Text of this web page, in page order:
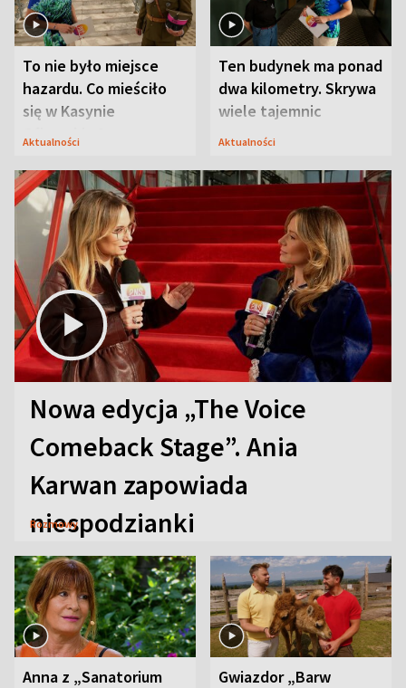
To nie było miejsce
hazardu. Co mieściło
się w Kasynie
Oficerskim?
Aktualności
Ten budynek ma ponad
dwa kilometry. Skrywa
wiele tajemnic
Aktualności
Nowa edycja „The Voice
Comeback Stage”. Ania
Karwan zapowiada
niespodzianki
Rozmowy
Anna z „Sanatorium
Gwiazdor „Barw